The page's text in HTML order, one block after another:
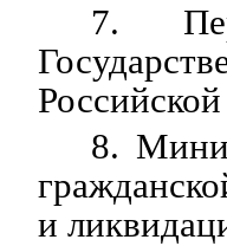
7.
8.
и